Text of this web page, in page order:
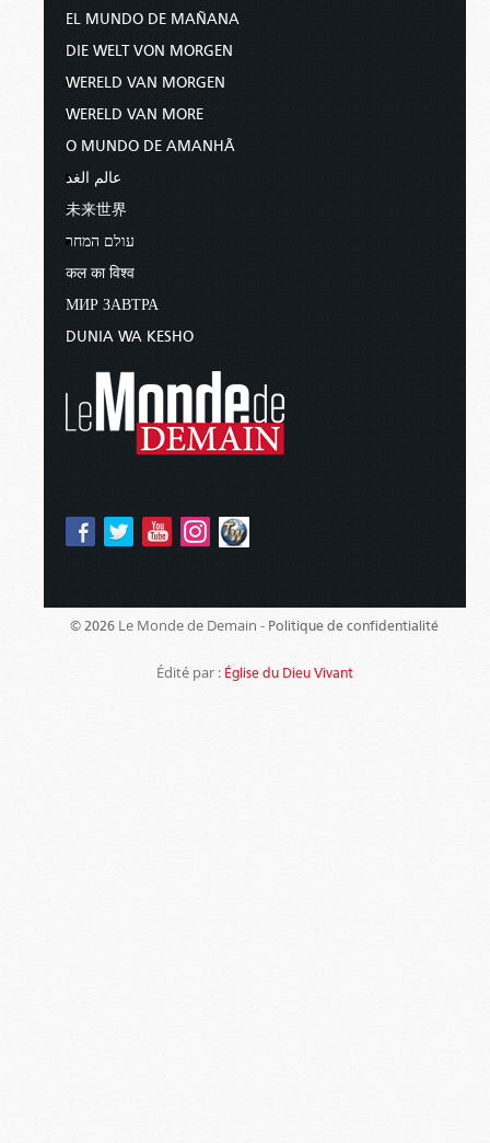
EL MUNDO DE MAÑANA
DIE WELT VON MORGEN
WERELD VAN MORGEN
WERELD VAN MORE
O MUNDO DE AMANHÃ
عالم الغد
未来世界
עולם המחר
कल का विश्व
МИР ЗАВТРА
DUNIA WA KESHO
© 2026 Le Monde de Demain - Politique de confidentialité
Édité par : Église du Dieu Vivant